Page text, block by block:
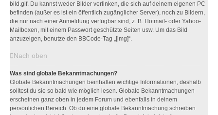
bild.gif. Du kannst weder Bilder verlinken, die sich auf deinem eigenen PC
befinden (außer es ist ein öffentlich zugänglicher Server), noch zu Bildern,
die nur nach einer Anmeldung verfügbar sind, z. B. Hotmail- oder Yahoo-
Mailboxen, mit einem Passwort geschützte Seiten usw. Um das Bild
anzuzeigen, benutze den BBCode-Tag „[img]“.
Nach oben
Was sind globale Bekanntmachungen?
Globale Bekanntmachungen beinhalten wichtige Informationen, deshalb
solltest du sie so bald wie möglich lesen. Globale Bekanntmachungen
erscheinen ganz oben in jedem Forum und ebenfalls in deinem
persönlichen Bereich. Ob du eine globale Bekanntmachung schreiben